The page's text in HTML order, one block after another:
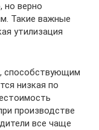
но верно
Такие важные
утилизация
способствующим
низкая по
производстве
все чаще